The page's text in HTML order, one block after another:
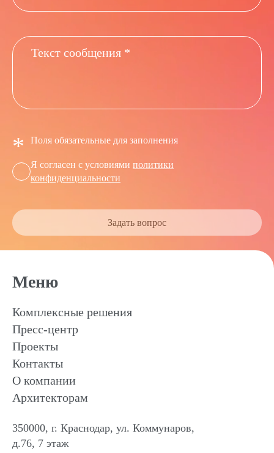
Задать вопрос
* Поля обязательные для заполнения
Я согласен с условиями политики
конфиденциальности
Меню
Комплексные решения
Пресс-центр
Проекты
Контакты
О компании
Архитекторам
350000, г. Краснодар, ул. Коммунаров,
д.76, 7 этаж